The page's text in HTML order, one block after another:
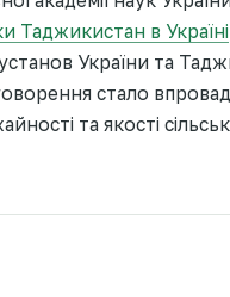
Таджикистан в Україні
України та
стало
та якості